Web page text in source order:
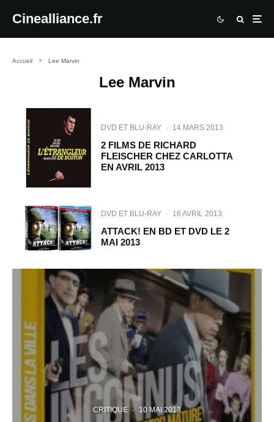
Cinealliance.fr
Accueil Lee Marvin
Lee Marvin
DVD ET BLU-RAY · 14 MARS 2013
2 FILMS DE RICHARD
FLEISCHER CHEZ CARLOTTA
EN AVRIL 2013
DVD ET BLU-RAY · 16 AVRIL 2013
ATTACK! EN BD ET DVD LE 2
MAI 2013
CRITIQUE · 10 MAI 2013